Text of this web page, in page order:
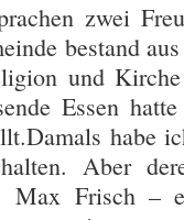
zwei
bestand
und
Essen
habe
Aber
Max Frisch –